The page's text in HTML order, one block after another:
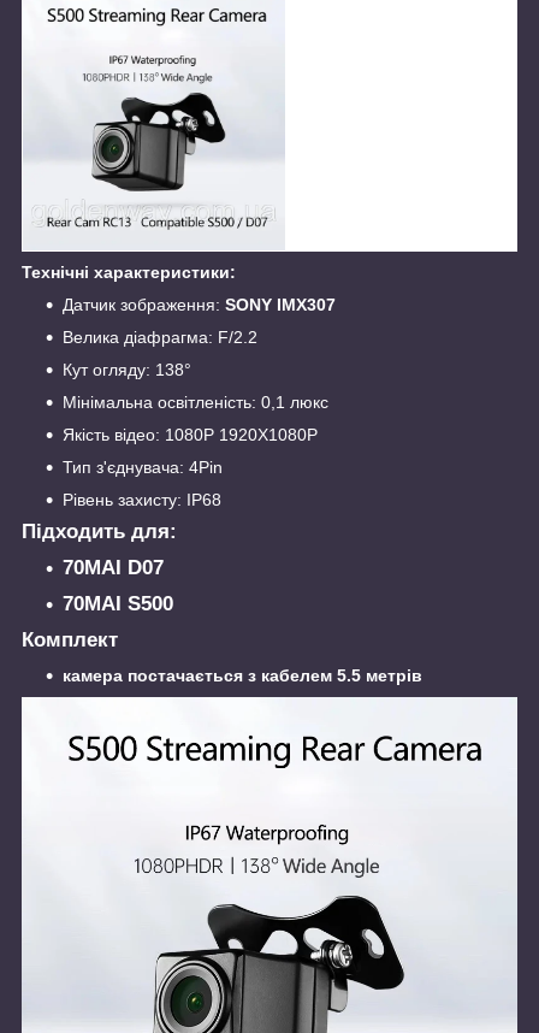
Технічні характеристики:
Датчик зображення: SONY IMX307
Велика діафрагма: F/2.2
Кут огляду: 138°
Мінімальна освітленість: 0,1 люкс
Якість відео: 1080Р 1920Х1080Р
Тип з'єднувача: 4Pin
Рівень захисту: IP68
Підходить для:
70MAI D07
70MAI S500
Комплект
камера постачається з кабелем 5.5 метрів